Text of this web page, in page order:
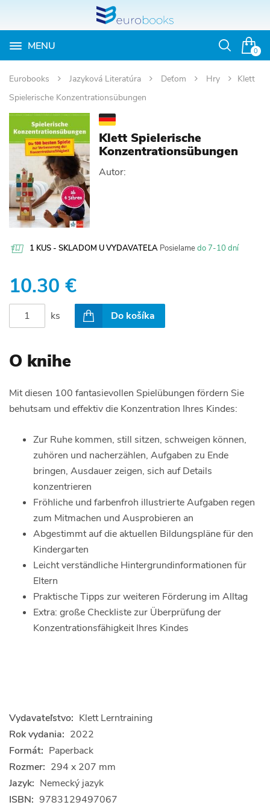
0
MENU
Otvoriť
Eurobooks Jazyková Literatúra Deťom Hry
Klett
Spielerische Konzentrationsübungen
Klett Spielerische
Konzentrationsübungen
Autor:
1 KUS - SKLADOM U VYDAVATEĽA Posielamedo 7-10 dní
10.30 €
ks Do košíka
O knihe
Mit diesen 100 fantasievollen Spielübungen fördern Sie
behutsam und effektiv die Konzentration Ihres Kindes:
Zur Ruhe kommen, still sitzen, schweigen können,
zuhören und nacherzählen, Aufgaben zu Ende
bringen, Ausdauer zeigen, sich auf Details
konzentrieren
Fröhliche und farbenfroh illustrierte Aufgaben regen
zum Mitmachen und Ausprobieren an
Abgestimmt auf die aktuellen Bildungspläne für den
Kindergarten
Leicht verständliche Hintergrundinformationen für
Eltern
Praktische Tipps zur weiteren Förderung im Alltag
Extra: große Checkliste zur Überprüfung der
Konzentrationsfähigkeit Ihres Kindes
Vydavateľstvo: Klett Lerntraining
Rok vydania: 2022
Formát: Paperback
Rozmer: 294 x 207 mm
Jazyk: Nemecký jazyk
ISBN: 9783129497067